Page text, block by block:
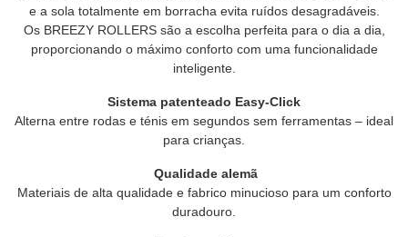
e a sola totalmente em borracha evita ruídos desagradáveis.
Os BREEZY ROLLERS são a escolha perfeita para o dia a dia,
proporcionando o máximo conforto com uma funcionalidade
inteligente.
Sistema patenteado Easy-Click
Alterna entre rodas e ténis em segundos sem ferramentas – ideal
para crianças.
Qualidade alemã
Materiais de alta qualidade e fabrico minucioso para um conforto
duradouro.